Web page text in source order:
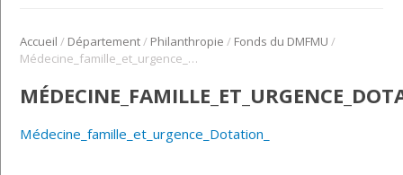
Accueil / Département/ Philanthropie / Fonds du DMFMU /
Médecine_famille_et_urgence_Dotation_
Médecine_famille_et_urgence_Dotation_